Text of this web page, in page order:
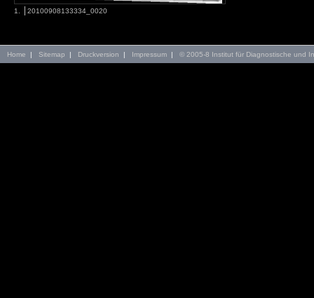
1. 20100908133334_0020
Home | Sitemap | Druckversion | Impressum | © 2005-8 Institut für Diagnostische und